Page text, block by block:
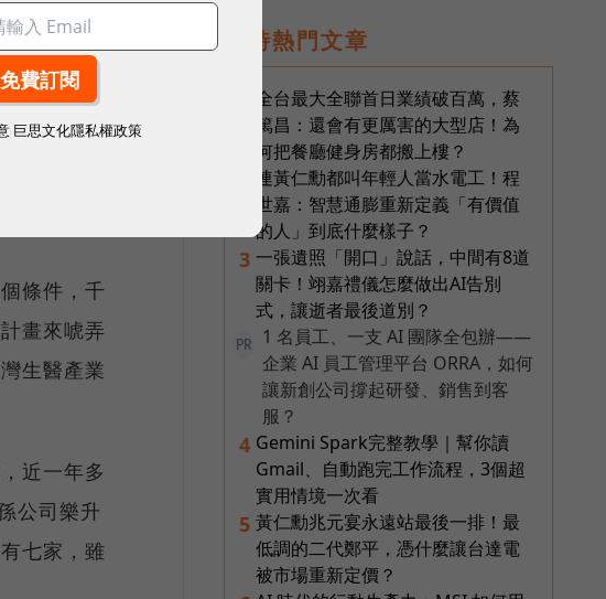
角都是在
年青人剛
，你去的
條件，千
畫來唬弄
生醫產業
近一年多
公司樂升
七家，雖
即時熱門文章
全台最大全聯首日業績破百萬，蔡
篤昌：還會有更厲害的大型店！為
何把餐廳健身房都搬上樓？
連黃仁勳都叫年輕人當水電工！程
世嘉：智慧通膨重新定義「有價值
的人」到底什麼樣子？
3 一張遺照「開口」說話，中間有8道
關卡！翊嘉禮儀怎麼做出AI告別
式，讓逝者最後道別？
PR
1 名員工、一支 AI 團隊全包辦——
企業 AI 員工管理平台 ORRA，如何
讓新創公司撐起研發、銷售到客
服？
4 Gemini Spark完整教學｜幫你讀
Gmail、自動跑完工作流程，3個超
實用情境一次看
5 黃仁勳兆元宴永遠站最後一排！最
低調的二代鄭平，憑什麼讓台達電
被市場重新定價？
巨思文化隱私權政策